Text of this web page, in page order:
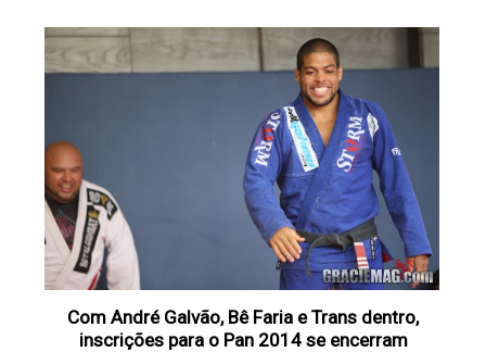
Com André Galvão, Bê Faria e Trans dentro,
inscrições para o Pan 2014 se encerram